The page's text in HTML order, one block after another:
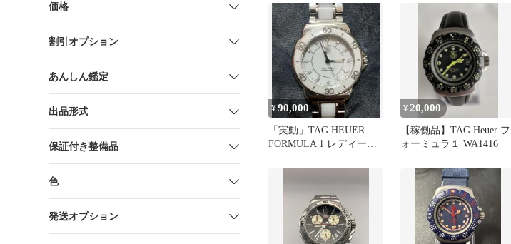
価格
割引オプション
あんしん鑑定
出品形式
保証付き整備品
色
発送オプション
¥90,000
「実動」TAG HEUER
FORMULA 1 レディース
¥ 20,000
【稼働品】TAG Heuer フ
ォーミュラ１ WA1416